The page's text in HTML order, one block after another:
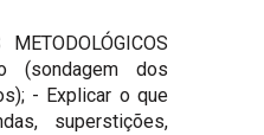
(sondagem dos
- Explicar o que
superstições,